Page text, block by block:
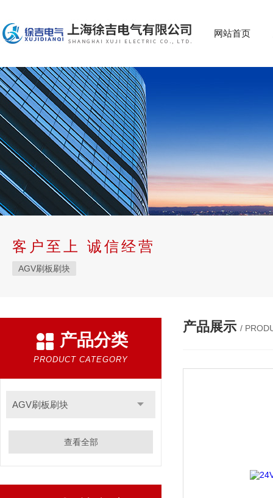
网站首页
客户至上 诚信经营
AGV刷板刷块
产品分类
PRODUCT CATEGORY
AGV刷板刷块
查看全部
产品展示 /